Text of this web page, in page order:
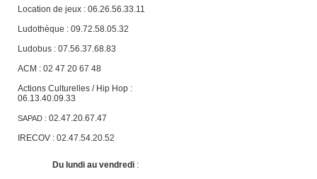
Location de jeux : 06.26.56.33.11
Ludothèque : 09.72.58.05.32
Ludobus : 07.56.37.68.83
ACM : 02 47 20 67 48
Actions Culturelles / Hip Hop :
06.13.40.09.33
SAPAD : 02.47.20.67.47
IRECOV : 02.47.54.20.52
Du lundi au vendredi :